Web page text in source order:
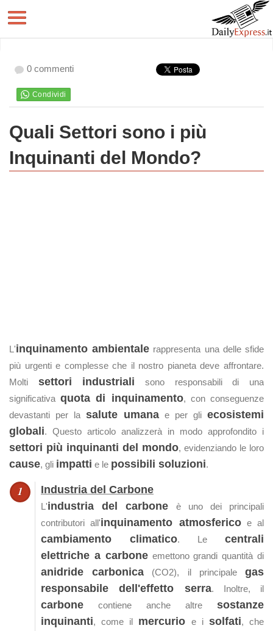
0 commenti
Quali Settori sono i più
Inquinanti del Mondo?
L'inquinamento ambientale rappresenta una delle sfide
più urgenti e complesse che il nostro pianeta deve affrontare.
Molti settori industriali sono responsabili di una
significativaquota di inquinamento, con conseguenze
devastanti per la salute umana e per gli ecosistemi
globali. Questo articolo analizzerà in modo approfondito i
settori più inquinanti del mondo, evidenziando le loro
cause, gli impatti e le possibili soluzioni.
Industria del Carbone
L'industria del carbone è uno dei principali
contributori all'inquinamento atmosfericoe al
cambiamento climatico. Le centrali
elettriche a carboneemettono grandi quantità di
anidride carbonica (CO2), il principalegas
responsabile dell'effetto serra. Inoltre, il
carbone contiene anche altre sostanze
inquinanti, come il mercurio e i solfati, che